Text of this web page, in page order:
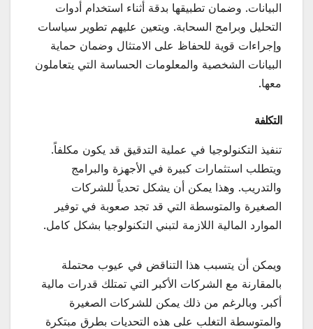
البيانات. وضمان تطبيقها بدقة أثناء استخدام أدوات
التحليل وبرامج السحابة. ويتعين عليهم تطوير سياسات
وإجراءات قوية للحفاظ على الامتثال وضمان حماية
البيانات الشخصية والمعلومات الحساسة التي يتعاملون
معها.
التكلفة
تنفيذ التكنولوجيا في عملية التدقيق قد يكون مكلفاً.
ويتطلب استثمارات كبيرة في الأجهزة والبرامج
والتدريب. وهذا يمكن أن يشكل تحدياً للشركات
الصغيرة والمتوسطة التي قد تجد صعوبة في توفير
الموارد المالية اللازمة لتبني التكنولوجيا بشكل كامل.
ويمكن أن يتسبب هذا التناقض في عيوب محتملة
بالمقارنة مع الشركات الأكبر التي تمتلك قدرات مالية
أكبر. وبالرغم من ذلك يمكن للشركات الصغيرة
والمتوسطة التغلب على هذه التحديات بطرق مبتكرة